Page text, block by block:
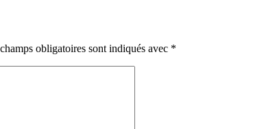
obligatoires sont indiqués avec *